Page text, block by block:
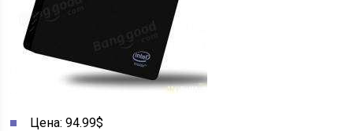
Цена: 94.99$